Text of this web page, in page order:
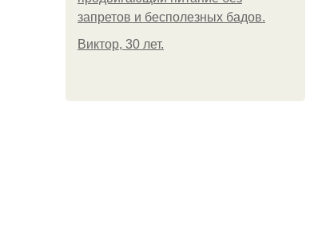
запретов и бесполезных бадов.
Виктор, 30 лет.